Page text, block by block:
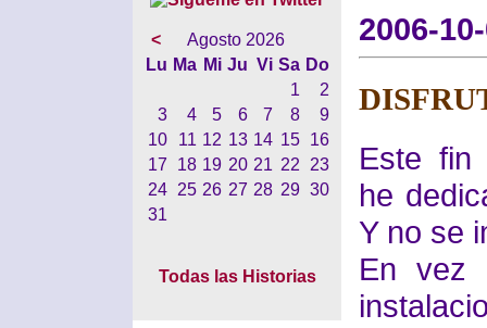
<
Agosto 2026
Lu Ma Mi Ju Vi Sa Do
1
2
3
4 5 6 7 8
9
10
11 12 13 14 15
16
17
18 19 20 21 22
23
24
25 26 27 28 29 30
31
Todas las Historias
2006-
Este fin
he
Y no se
En vez